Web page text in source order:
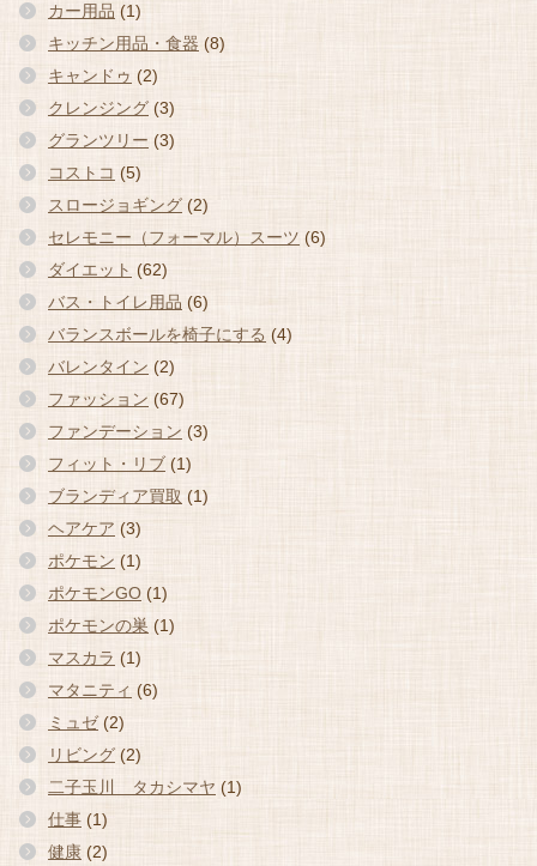
カー用品 (1)
キッチン用品・食器 (8)
キャンドゥ (2)
クレンジング (3)
グランツリー (3)
コストコ (5)
スロージョギング (2)
セレモニー（フォーマル）スーツ (6)
ダイエット (62)
バス・トイレ用品 (6)
バランスボールを椅子にする (4)
バレンタイン (2)
ファッション (67)
ファンデーション (3)
フィット・リブ (1)
ブランディア買取 (1)
ヘアケア (3)
ポケモン (1)
ポケモンGO (1)
ポケモンの巣 (1)
マスカラ (1)
マタニティ (6)
ミュゼ(2)
リビング (2)
二子玉川 タカシマヤ (1)
仕事 (1)
健康 (2)